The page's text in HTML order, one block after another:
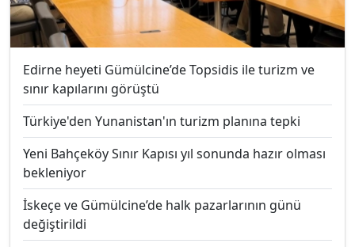
Edirne heyeti Gümülcine’de Topsidis ile turizm ve
sınır kapılarını görüştü
Türkiye'den Yunanistan'ın turizm planına tepki
Yeni Bahçeköy Sınır Kapısı yıl sonunda hazır olması
bekleniyor
İskeçe ve Gümülcine’de halk pazarlarının günü
değiştirildi